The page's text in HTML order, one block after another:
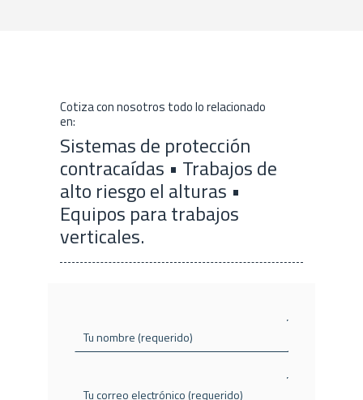
Cotiza con nosotros todo lo relacionado
en:
Sistemas de protección
contracaídas • Trabajos de
alto riesgo el alturas •
Equipos para trabajos
verticales.
Tu nombre (requerido)
Tu correo electrónico (requerido)